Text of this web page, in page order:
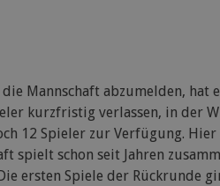
Mannschaft abzumelden, hat
kurzfristig verlassen, in der
12 Spieler zur Verfügung. Hier
spielt schon seit Jahren
ersten Spiele der Rückrunde